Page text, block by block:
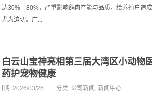
达30%—80%，严重影响鸽肉产能与品质，给养殖户造
尤为迫切。广...
白云山宝神亮相第三届大湾区小动物
药护宠物健康
期: 2026/03/26 分类: 公司新闻 ,新闻中心